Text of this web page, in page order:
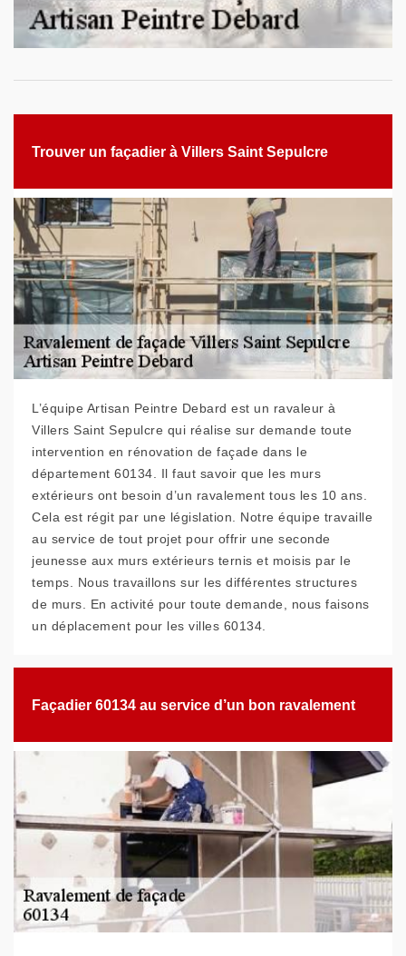
Trouver un façadier à Villers Saint Sepulcre
L’équipe Artisan Peintre Debard est un ravaleur à
Villers Saint Sepulcre qui réalise sur demande toute
intervention en rénovation de façade dans le
département 60134. Il faut savoir que les murs
extérieurs ont besoin d’un ravalement tous les 10 ans.
Cela est régit par une législation. Notre équipe travaille
au service de tout projet pour offrir une seconde
jeunesse aux murs extérieurs ternis et moisis par le
temps. Nous travaillons sur les différentes structures
de murs. En activité pour toute demande, nous faisons
un déplacement pour les villes 60134.
Façadier 60134 au service d’un bon ravalement